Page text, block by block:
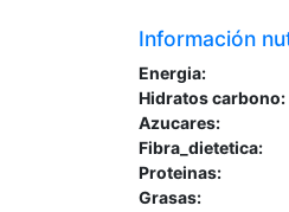
Información
Energia:
Hidratos carbono:
Azucares:
Fibra_dietetica:
Proteinas:
Grasas: